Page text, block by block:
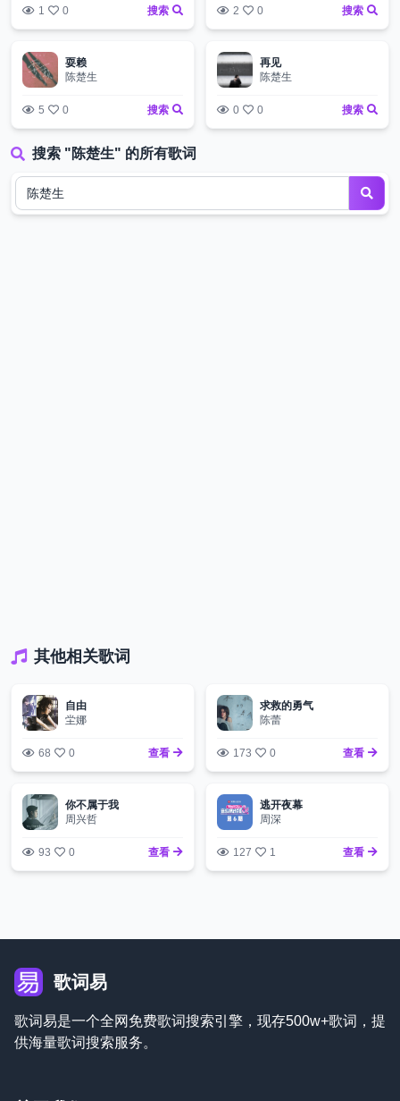
1 0 搜索 2 0 搜索
耍赖
陈楚生
5 0 搜索
再见
陈楚生
0 0 搜索
搜索 "陈楚生" 的所有歌词
其他相关歌词
自由
坣娜
68 0 查看
求救的勇气
陈蕾
173 0 查看
你不属于我
周兴哲
93 0 查看
逃开夜幕
周深
127 1 查看
歌词易
歌词易是一个全网免费歌词搜索引擎，现存500w+歌词，提
供海量歌词搜索服务。